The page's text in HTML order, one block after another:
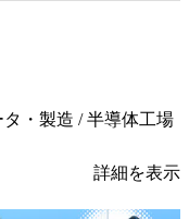
・製造 / 半導体工場
詳細を表示